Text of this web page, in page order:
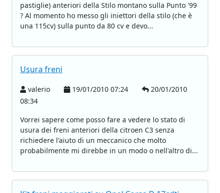
pastiglie) anteriori della Stilo montano sulla Punto '99
? Al momento ho messo gli iniettori della stilo (che è
una 115cv) sulla punto da 80 cv e devo...
Usura freni
valerio 19/01/2010 07:24
20/01/2010
08:34
Vorrei sapere come posso fare a vedere lo stato di
usura dei freni anteriori della citroen C3 senza
richiedere l'aiuto di un meccanico che molto
probabilmente mi direbbe in un modo o nell'altro di...